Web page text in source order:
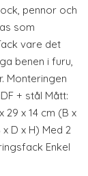
pennor och
som
vare det
benen i furu,
Monteringen
+ stål Mått:
29 x 14 cm (B x
D x H) Med 2
Enkel